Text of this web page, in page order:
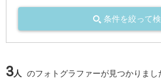
条件を絞って
3人 のフォトグラファーが見つかりまし